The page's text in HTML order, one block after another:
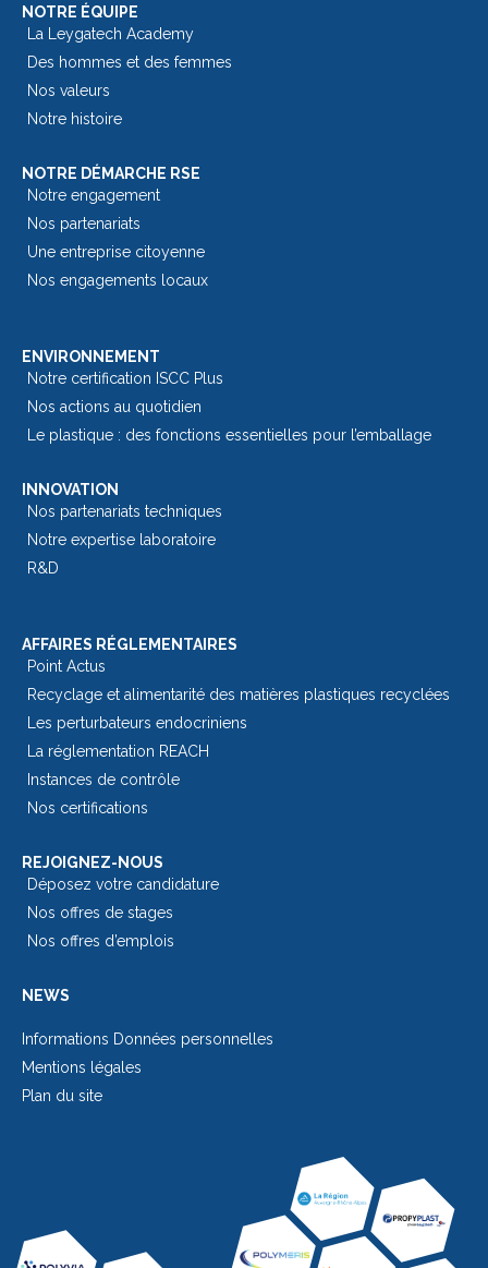
NOTRE ÉQUIPE
La Leygatech Academy
Des hommes et des femmes
Nos valeurs
Notre histoire
NOTRE DÉMARCHE RSE
Notre engagement
Nos partenariats
Une entreprise citoyenne
Nos engagements locaux
ENVIRONNEMENT
Notre certification ISCC Plus
Nos actions au quotidien
Le plastique : des fonctions essentielles pour l’emballage​
INNOVATION
Nos partenariats techniques
Notre expertise laboratoire
R&D
AFFAIRES RÉGLEMENTAIRES
Point Actus
Recyclage et alimentarité des matières plastiques recyclées
Les perturbateurs endocriniens
La réglementation REACH
Instances de contrôle
Nos certifications
REJOIGNEZ-NOUS
Déposez votre candidature
Nos offres de stages
Nos offres d’emplois
NEWS
Informations Données personnelles
Mentions légales
Plan du site